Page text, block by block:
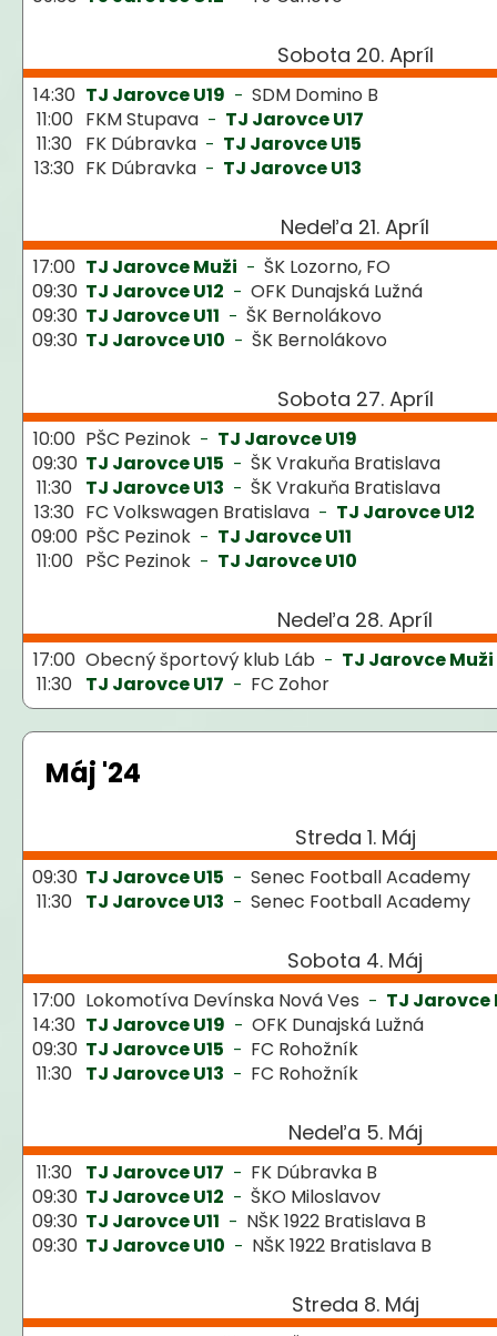
Sobota 20. Apríl
14:30 TJ Jarovce U19 - SDM Domino B
11:00 FKM Stupava - TJ Jarovce U17
11:30 FK Dúbravka - TJ Jarovce U15
13:30 FK Dúbravka - TJ Jarovce U13
Nedeľa 21. Apríl
17:00 TJ Jarovce Muži - ŠK Lozorno, FO
09:30 TJ Jarovce U12 - OFK Dunajská Lužná
09:30 TJ Jarovce U11 - ŠK Bernolákovo
09:30 TJ Jarovce U10 - ŠK Bernolákovo
Sobota 27. Apríl
10:00 PŠC Pezinok - TJ Jarovce U19
09:30 TJ Jarovce U15 - ŠK Vrakuňa Bratislava
11:30 TJ Jarovce U13 - ŠK Vrakuňa Bratislava
13:30 FC Volkswagen Bratislava - TJ Jarovce U12
09:00 PŠC Pezinok - TJ Jarovce U11
11:00 PŠC Pezinok - TJ Jarovce U10
Nedeľa 28. Apríl
17:00 Obecný športový klub Láb - TJ Jarovce Muži
11:30 TJ Jarovce U17 - FC Zohor
Máj '24
Streda 1. Máj
09:30 TJ Jarovce U15 - Senec Football Academy
11:30 TJ Jarovce U13 - Senec Football Academy
Sobota 4. Máj
17:00 Lokomotíva Devínska Nová Ves - TJ Jarovce
14:30 TJ Jarovce U19 - OFK Dunajská Lužná
09:30 TJ Jarovce U15 - FC Rohožník
11:30 TJ Jarovce U13 - FC Rohožník
Nedeľa 5. Máj
11:30 TJ Jarovce U17 - FK Dúbravka B
09:30 TJ Jarovce U12 - ŠKO Miloslavov
09:30 TJ Jarovce U11 - NŠK 1922 Bratislava B
09:30 TJ Jarovce U10 - NŠK 1922 Bratislava B
Streda 8. Máj